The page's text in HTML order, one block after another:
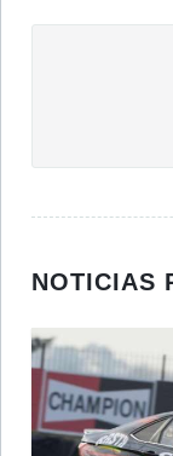
NOTICIAS